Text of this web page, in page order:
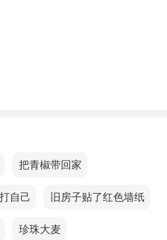
唱歌预示着什么？
唱歌，预示不管做什么事
唱歌，说明你还不知道，
见把青椒带回家
自己 梦见旧房子贴了红色墙纸
见珍珠大麦